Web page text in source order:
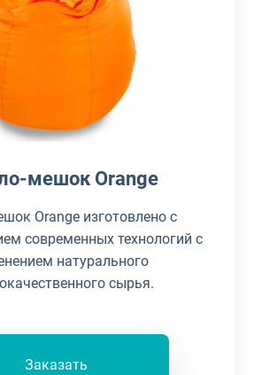
мешок Orange
Orange изготовлено с
современных технологий с
натурального
сырья.
Заказать